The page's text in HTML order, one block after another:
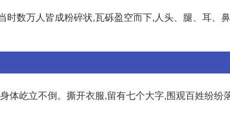
数万人皆成粉碎状,瓦砾盈空而下,人头、腿、耳、鼻
体屹立不倒。撕开衣服,留有七个大字,围观百姓纷纷